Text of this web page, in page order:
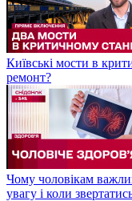
Київські мости в
ремонт?
Чому чоловікам
увагу і коли